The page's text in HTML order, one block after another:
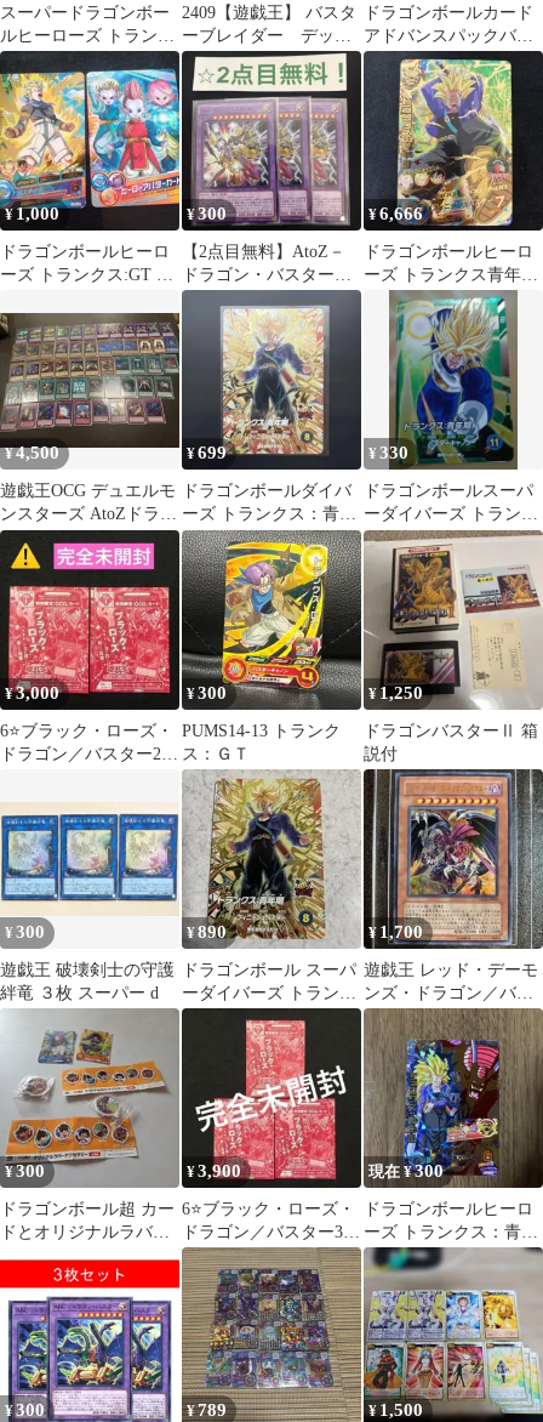
スーパードラゴンボー
ルヒーローズ トランク
ス：幼年期 BM5-018
2409【遊戯王】 バスタ
ーブレイダー デッキ
パーツ 即購入ok
ドラゴンボールカード
アドバンスパックバト
ルオブサイヤントラン
クス：青年期
¥1,000
ドラゴンボールヒーロ
ーズ トランクス:GT ヒ
枚
¥300
【2点目無料】AtoZ－
ドラゴン・バスター・
キャノン 遊戯王 3枚
【07123】
¥6,666
ドラゴンボールヒーロ
ーズ トランクス青年期
H8-06 初期 UR
¥4,500
遊戯王OCG デュエルモ
ンスターズ AtoZドラゴ
ンバスターキャノンデ
ッキ
¥699
ドラゴンボールダイバ
ーズ トランクス：青年
期 pur
¥330
ドラゴンボールスーパ
ーダイバーズ トランク
ス:青年期 AP3-018 R
¥3,000
6⭐️ブラック・ローズ・
ドラゴン／バスター2
ュアブルブッ
¥300
PUMS14-13 トランク
ス：ＧＴ
¥1,250
ドラゴンバスターⅡ 箱
説付
¥300
遊戯王 破壊剣士の守護
絆竜 ３枚 スーパー d
¥890
ドラゴンボール スーパ
ーダイバーズ トランク
ス:青年期 1枚
¥ 1,700
遊戯王 レッド・デーモ
ンズ・ドラゴン／バス
ター CRMS-JP004
¥ 300
ドラゴンボール超 カー
ドとオリジナルラバー
¥3,900
6⭐️ブラック・ローズ・
ドラゴン／バスター3
枚】遊戯王OCG ヴァリ
ュアブルブッ
現在 ¥300
ドラゴンボールヒーロ
ーズ トランクス：青年
期 HJ3-CP3
¥300 ¥789 ¥ 1,500